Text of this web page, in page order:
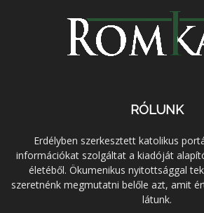
RÓLUNK
Erdélyben szerkesztett katolikus
információkat szolgáltat a kiadóját
életéből. Ökumenikus nyitottsággal
szeretnénk megmutatni belőle azt, amit
látunk.